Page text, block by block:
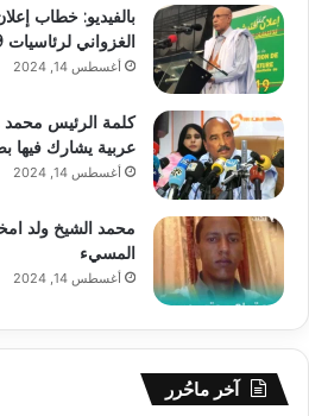
بالفيديو: خطاب
الغزواني لرئاسيات 2019 بموريتانيا
أغسطس 14, 2024
كلمة الرئيس محمد
عربية يشارك فيها
أغسطس 14, 2024
محمد الشيخ ولد
المسيء
أغسطس 14, 2024
آخر ماحُرر